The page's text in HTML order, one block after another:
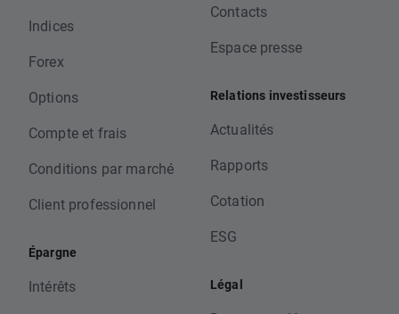
Indices
Forex
Options
Compte et frais
Conditions par marché
Client professionnel
Épargne
Intérêts
Contacts
Espace presse
Relations investisseurs
Actualités
Rapports
Cotation
ESG
Légal